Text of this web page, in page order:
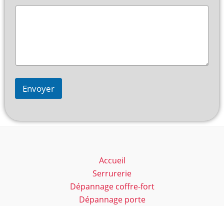
Envoyer
Accueil
Serrurerie
Dépannage coffre-fort
Dépannage porte